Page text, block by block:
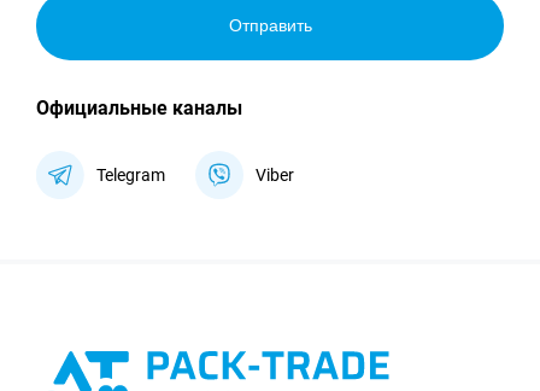
Отправить
Официальные каналы
Telegram Viber